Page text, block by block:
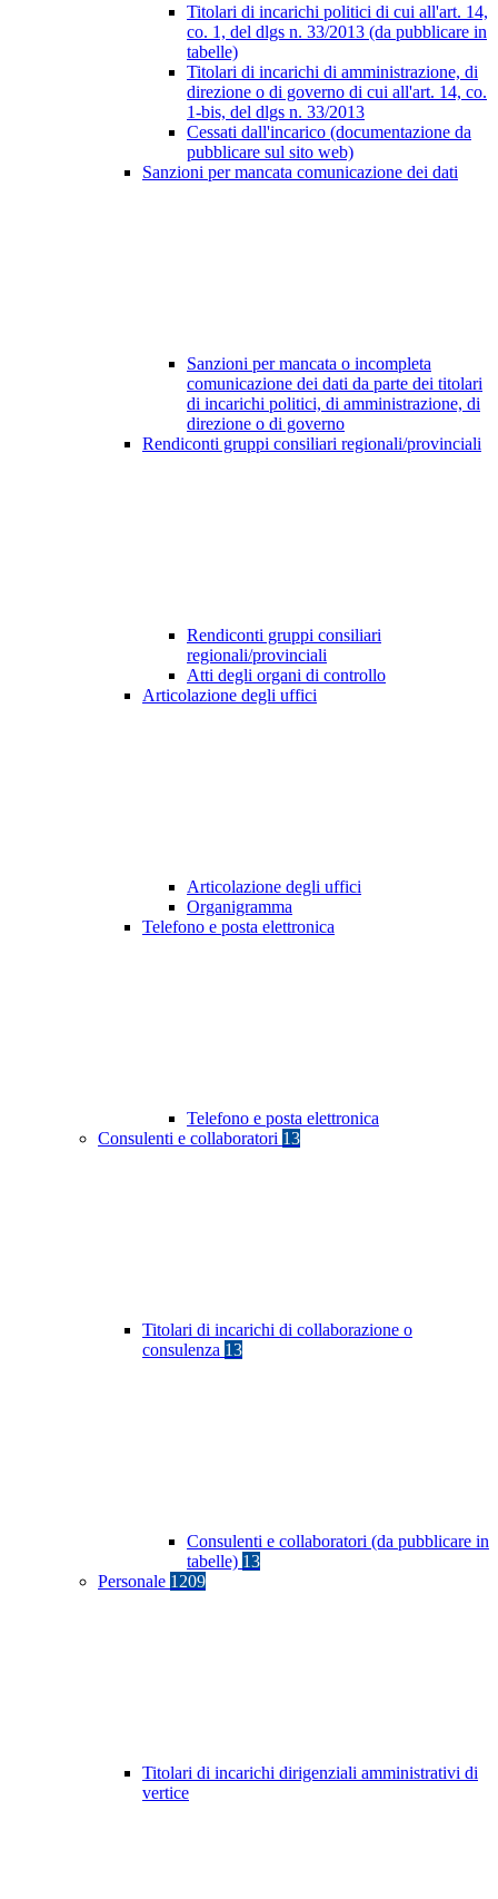
Titolari di incarichi politici di cui all'art. 14,
co. 1, del dlgs n. 33/2013 (da pubblicare in
tabelle)
Titolari di incarichi di amministrazione, di
direzione o di governo di cui all'art. 14, co.
1-bis, del dlgs n. 33/2013
Cessati dall'incarico (documentazione da
pubblicare sul sito web)
Sanzioni per mancata comunicazione dei dati
Sanzioni per mancata o incompleta
comunicazione dei dati da parte dei titolari
di incarichi politici, di amministrazione, di
direzione o di governo
Rendiconti gruppi consiliari regionali/provinciali
Rendiconti gruppi consiliari
regionali/provinciali
Atti degli organi di controllo
Articolazione degli uffici
Articolazione degli uffici
Organigramma
Telefono e posta elettronica
Telefono e posta elettronica
Consulenti e collaboratori 13
Titolari di incarichi di collaborazione o
consulenza 13
Consulenti e collaboratori (da pubblicare in
tabelle) 13
Personale 1209
Titolari di incarichi dirigenziali amministrativi di
vertice